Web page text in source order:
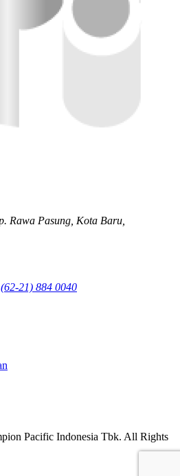
Rawa Pasung, Kota Baru,
(62-21) 884 0040
Pacific Indonesia Tbk. All Rights